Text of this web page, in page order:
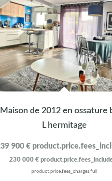
Maison de 2012 en ossature
L hermitage
900 €
230 000 €
product.price.fees_charges.full